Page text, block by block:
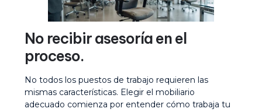
No recibir asesoría en el
proceso.
No todos los puestos de trabajo requieren las
mismas características. Elegir el mobiliario
adecuado comienza por entender cómo trabaja tu